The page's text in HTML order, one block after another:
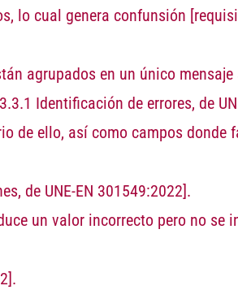
lo cual genera confunsión
agrupados en un único
Identificación de errores, de
de ello, así como campos donde
de UNE-EN 301549:2022].
un valor incorrecto pero no se
.